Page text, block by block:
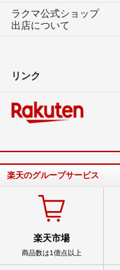
ラクマ公式ショップ
出店について
リンク
楽天のグループサービス
楽天市場
商品数は1億点以上